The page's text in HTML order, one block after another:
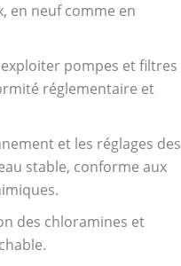
en neuf comme en
pompes et filtres
réglementaire et
et les réglages des
stable, conforme aux
des chloramines et